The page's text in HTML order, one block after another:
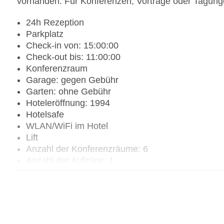
24h Rezeption
Parkplatz
Check-in von: 15:00:00
Check-out bis: 11:00:00
Konferenzraum
Garage: gegen Gebühr
Garten: ohne Gebühr
Hoteleröffnung: 1994
Hotelsafe
WLAN/WiFi im Hotel
Lift
Anzahl der Konferenzräume: 6
Anzahl der Aufzüge: 1